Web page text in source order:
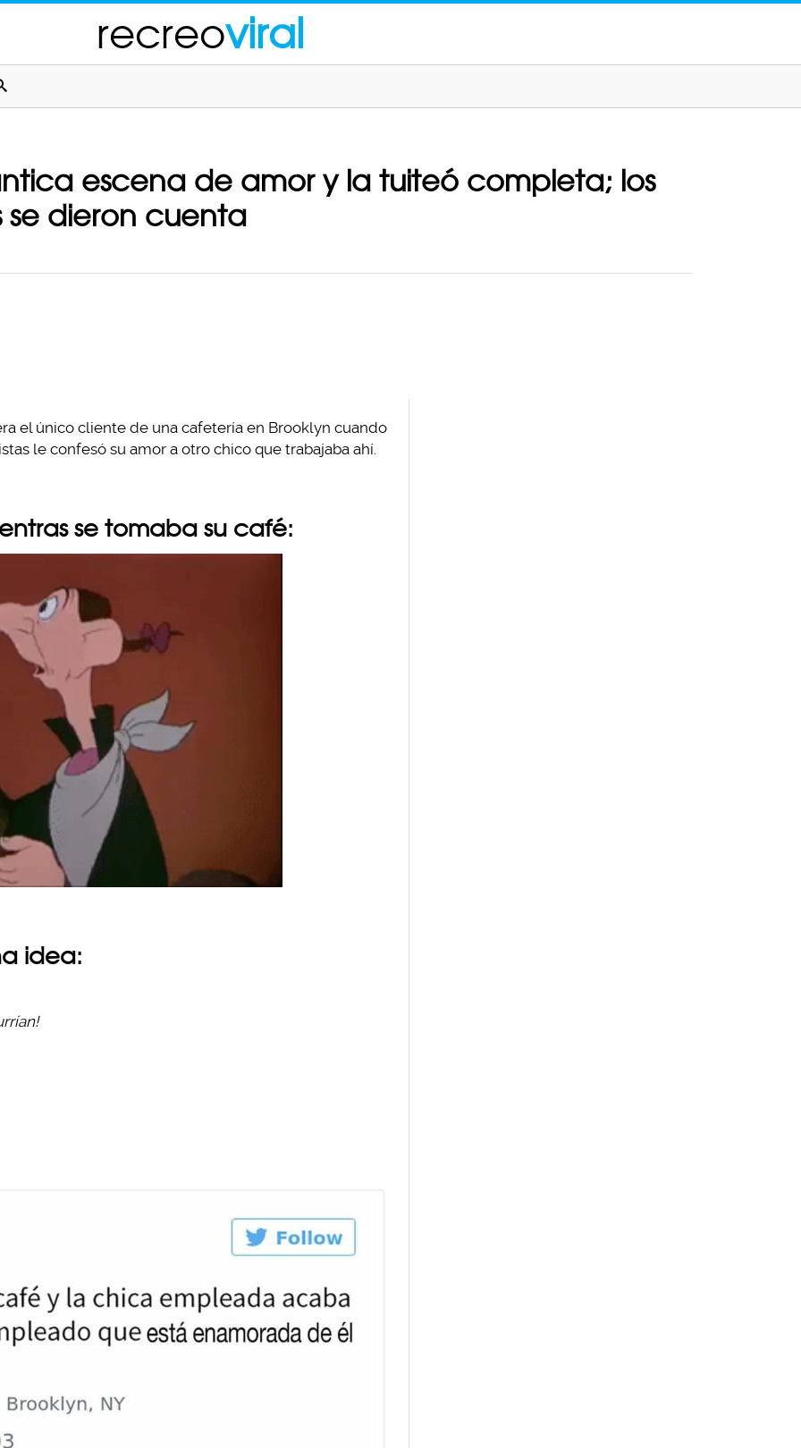
recreoviral
escena de amor y la tuiteó completa; los
se dieron cuenta
el único cliente de una cafetería en Brooklyn cuando
le confesó su amor a otro chico que trabajaba ahí.
se tomaba su café:
idea: